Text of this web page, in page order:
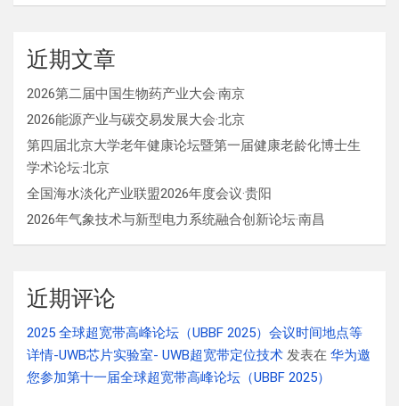
近期文章
2026第二届中国生物药产业大会·南京
2026能源产业与碳交易发展大会·北京
第四届北京大学老年健康论坛暨第一届健康老龄化博士生
学术论坛·北京
全国海水淡化产业联盟2026年度会议·贵阳
2026年气象技术与新型电力系统融合创新论坛·南昌
近期评论
2025 全球超宽带高峰论坛（UBBF 2025）会议时间地点等
详情-UWB芯片实验室- UWB超宽带定位技术 发表在 华为邀
您参加第十一届全球超宽带高峰论坛（UBBF 2025）